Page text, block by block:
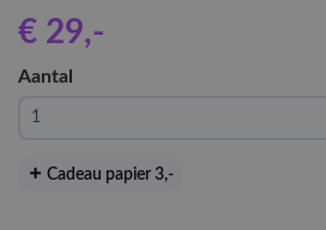
€ 29,-
Aantal
Cadeau papier 3,-